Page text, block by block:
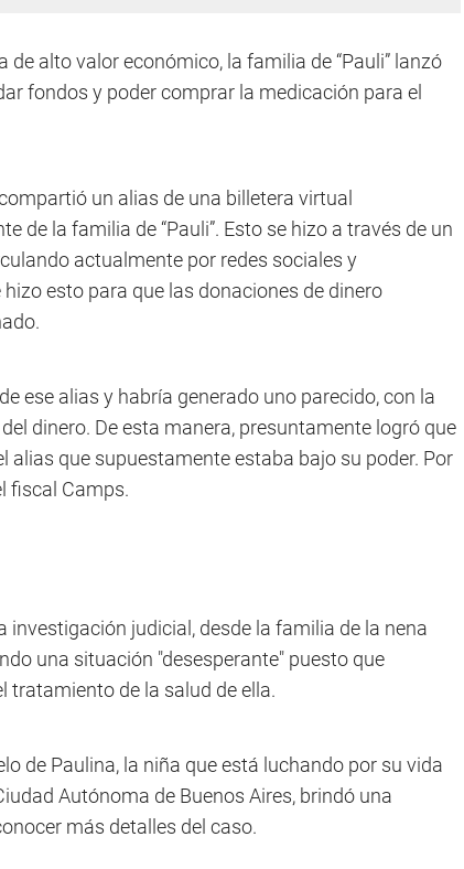
de alto valor económico, la familia de “Pauli” lanzó
fondos y poder comprar la medicación para el
un alias de una billetera virtual
de la familia de “Pauli”. Esto se hizo a través de un
actualmente por redes sociales y
esto para que las donaciones de dinero
ese alias y habría generado uno parecido, con la
dinero. De esta manera, presuntamente logró que
alias que supuestamente estaba bajo su poder. Por
fiscal Camps.
investigación judicial, desde la familia de la nena
una situación "desesperante" puesto que
tratamiento de la salud de ella.
de Paulina, la niña que está luchando por su vida
Autónoma de Buenos Aires, brindó una
más detalles del caso.